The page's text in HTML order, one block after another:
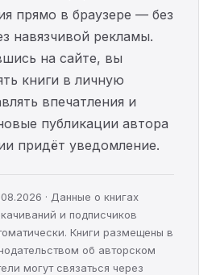
прямо в браузере — без
навязчивой рекламы.
на сайте, вы
книги в личную
впечатления и
публикации автора
придёт уведомление.
· Данные о книгах
и подписчиков
Книги размещены в
об авторском
могут связаться через